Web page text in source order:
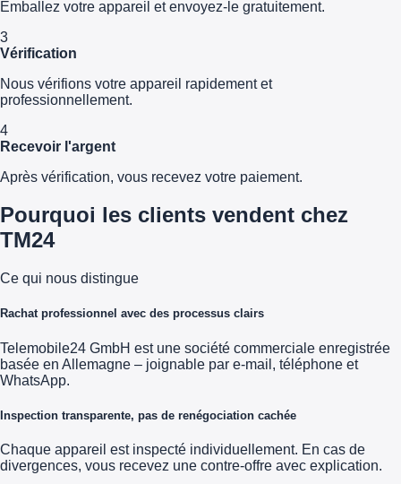
Emballez votre appareil et envoyez-le gratuitement.
3
Vérification
Nous vérifions votre appareil rapidement et
professionnellement.
4
Recevoir l'argent
Après vérification, vous recevez votre paiement.
Pourquoi les clients vendent chez
TM24
Ce qui nous distingue
Rachat professionnel avec des processus clairs
Telemobile24 GmbH est une société commerciale enregistrée
basée en Allemagne – joignable par e-mail, téléphone et
WhatsApp.
Inspection transparente, pas de renégociation cachée
Chaque appareil est inspecté individuellement. En cas de
divergences, vous recevez une contre-offre avec explication.